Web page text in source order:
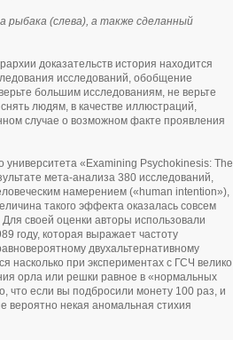
рыбака (слева), а также сделанный
доказательств история находится
исследований, обобщение
большим исследованиям, не верьте
людям, в качестве иллюстраций,
случае о возможном факте проявления
университета «Examining Psychokinesis: The
мета-анализа 380 исследований,
намерением («human intention»),
такого эффекта оказалась совсем
своей оценки авторы использовали
году, которая выражает частоту
двухальтернативному
насколько при экспериментах с ГСЧ велико
орла или решки равное в «нормальных
что если вы подбросили монету 100 раз, и
вероятно некая аномальная стихия